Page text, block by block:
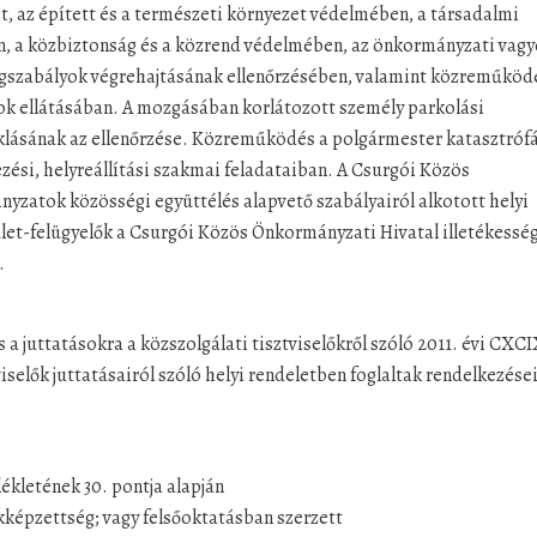
az épített és a természeti környezet védelmében, a társadalmi
közbiztonság és a közrend védelmében, az önkormányzati
végrehajtásának ellenőrzésében, valamint
ellátásában. A mozgásában korlátozott személy parkolási
az ellenőrzése. Közreműködés a polgármester
helyreállítási szakmai feladataiban. A Csurgói Közös
közösségi együttélés alapvető szabályairól alkotott helyi
felügyelők a Csurgói Közös Önkormányzati Hivatal
juttatásokra a közszolgálati tisztviselőkről szóló 2011. évi
juttatásairól szóló helyi rendeletben foglaltak rendelkezései
30. pontja alapján
vagy felsőoktatásban szerzett